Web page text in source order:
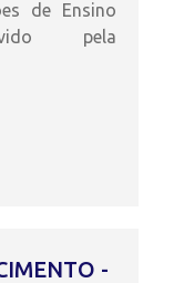
de Ensino
pela
-